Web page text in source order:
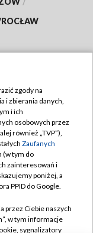
zgody na
i zbierania danych,
i ich
osobowych przez
również „TVP”),
Zaufanych
(w tym do
zainteresowań i
poniżej, a
PPID do Google.
przez Ciebie naszych
w tym informacje
sygnalizatory